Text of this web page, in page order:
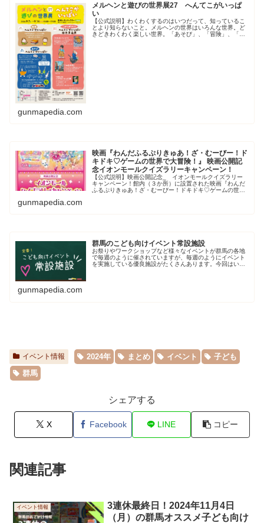
メルヘンと遊びの世界展27 へんてこがいっぱ
い
【公式説明】わくわくするのはいつだって、知っているこ
とより知らないこと。メルヘンの世界はいろんな世界。ど
きどきわくわく楽しい世界。「あそび」、「冒険」、「お
gunmapedia.com
映画『わんだふるぷりきゅあ！ざ・むーびー！ド
キドキ♡ゲームの世界で大冒険！』 映画公開記
念イオンモールクイズラリーキャンペーン！
【公式説明】映画公開記念_ イオンモールクイズラリー
キャンペーン！館内（３か所）に設置された映画『わんだ
ふるぷりきゅあ！ざ・むーびー！ドキドキ♡ゲームの世界
gunmapedia.com
群馬のこども向けイベント常設施設
お祭りやワークショップなど様々なイベントが群馬の各地
で毎週のように催されていますが、毎週のようにイベント
を実施している優良施設がたくさんあります。今回はいつ
gunmapedia.com
イベント情報 2024年 まとめ イベント
子ども
群馬
シェアする
X Facebook LINE コピー
関連記事
イベント情報
3連休最終日！2024年11月4日
（月）の群馬オススメ子ども向け